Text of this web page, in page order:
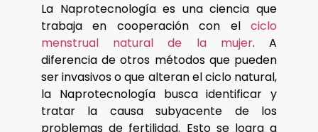
La Naprotecnología es una ciencia que
trabaja en cooperación con el ciclo
menstrual natural de la mujer. A
diferencia de otros métodos que pueden
ser invasivos o que alteran el ciclo natural,
la Naprotecnología busca identificar y
tratar la causa subyacente de los
problemas de fertilidad. Esto se logra a